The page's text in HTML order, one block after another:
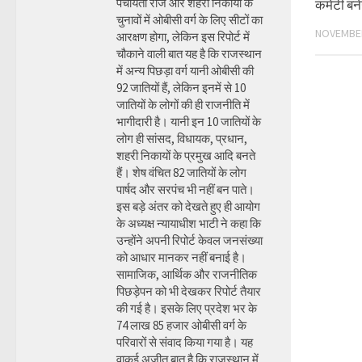
कमेटी
चुनावों में ओबीसी वर्ग के लिए सीटों का
आरक्षण होगा, लेकिन इस रिपोर्ट में
चौकाने वाली बात यह है कि राजस्थान
में अन्य पिछड़ा वर्ग यानी ओबीसी की
92 जातियों हैं, लेकिन इनमें से 10
जातियों के लोगों की ही राजनीति में
भागीदारी है। यानी इन 10 जातियों के
लोग ही सांसद, विधायक, प्रधान,
शहरी निकायों के प्रमुख आदि बनते
हैं। शेष वंचित 82 जातियों के लोग
पार्षद और सरपंच भी नहीं बन पाते।
इस बड़े अंतर को देखते हुए ही आयोग
के अध्यक्ष न्यायाधीश भाटी ने कहा कि
उन्होंने अपनी रिपोर्ट केवल जनसंख्या
को आधार मानकर नहीं बनाई है।
सामाजिक, आर्थिक और राजनीतिक
पिछड़ेपन को भी देखकर रिपोर्ट तैयार
की गई है। इसके लिए प्रदेश भर के
74 लाख 85 हजार ओबीसी वर्ग के
परिवारों से संवाद किया गया है। यह